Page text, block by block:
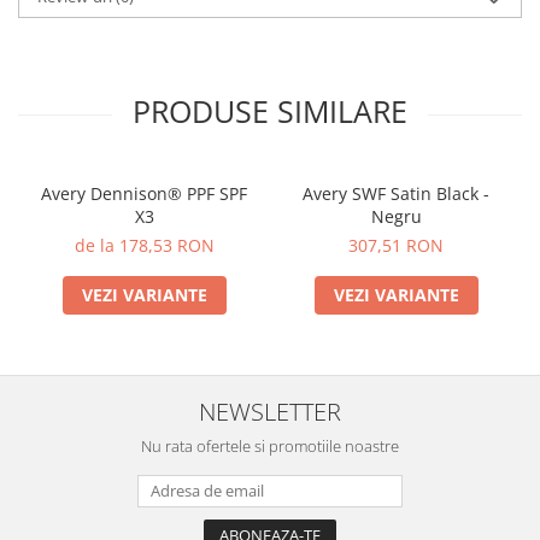
PRODUSE SIMILARE
Avery Dennison® PPF SPF
X3
de la 178,53 RON
VEZI VARIANTE
Avery SWF Satin Black -
Negru
307,51 RON
VEZI VARIANTE
NEWSLETTER
Nu rata ofertele si promotiile noastre